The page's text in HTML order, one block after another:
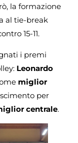
la formazione
al tie-break
15-11.
i premi
Leonardo
miglior
per
centrale.